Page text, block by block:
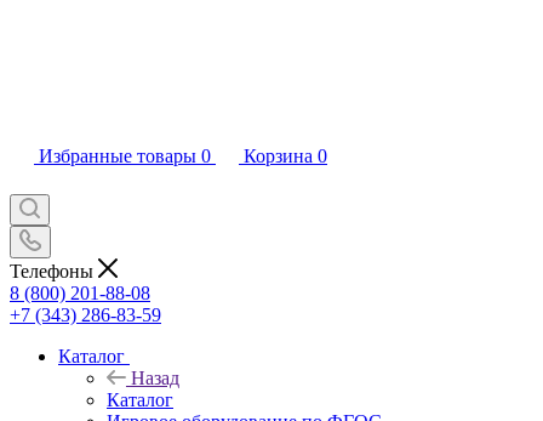
Избранные товары 0 Корзина 0
Телефоны
8 (800) 201-88-08
+7 (343) 286-83-59
Каталог
Назад
Каталог